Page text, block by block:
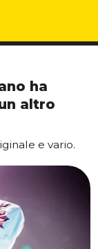
ha
altro
e vario.